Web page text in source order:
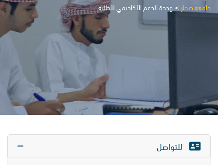
جامعة صحار > وحدة الدعم الأكاديمي للطلبة
للتواصل